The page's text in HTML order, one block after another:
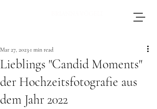
photographer based in Switzerland, adores
journeying throughout Europe to photograph
weddings.
Lieblings "Candid Moments"
der Hochzeitsfotografie aus
dem Jahr 2022
Mar 27, 2023 1 min read